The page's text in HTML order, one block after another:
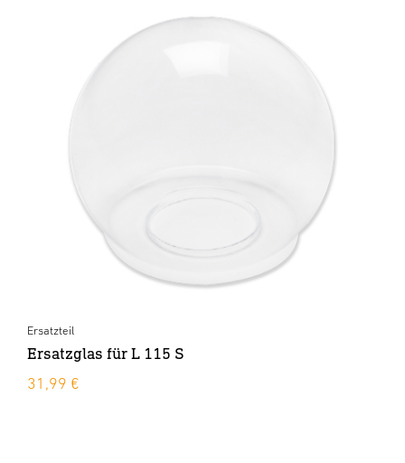
Ersatzteil
Ersatzglas für L 115 S
31,99 €